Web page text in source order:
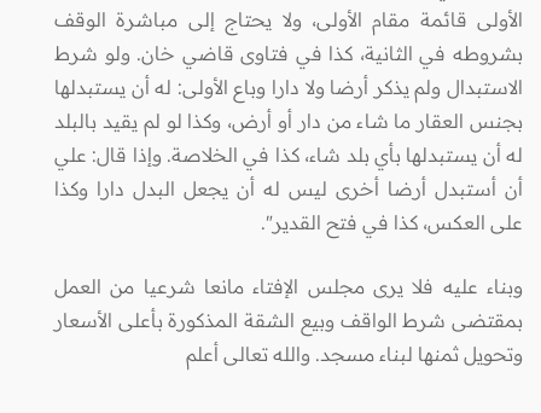
الأولى قائمة مقام الأولى، ولا يحتاج إلى مباشرة الوقف
بشروطه في الثانية، كذا في فتاوى قاضي خان. ولو شرط
الاستبدال ولم يذكر أرضا ولا دارا وباع الأولى: له أن يستبدلها
بجنس العقار ما شاء من دار أو أرض، وكذا لو لم يقيد بالبلد
له أن يستبدلها بأي بلد شاء، كذا في الخلاصة. وإذا قال: علي
أن أستبدل أرضا أخرى ليس له أن يجعل البدل دارا وكذا
على العكس، كذا في فتح القدير".
وبناء عليه فلا يرى مجلس الإفتاء مانعا شرعيا من العمل
بمقتضى شرط الواقف وبيع الشقة المذكورة بأعلى الأسعار
وتحويل ثمنها لبناء مسجد. والله تعالى أعلم